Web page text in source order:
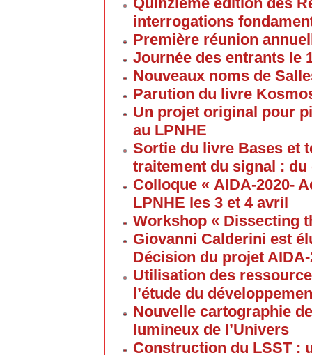
interrogations
Première réunion
Journée des entrants le
Nouveaux noms de
Parution du livre
Un projet original pour
au LPNHE
Sortie du livre Bases et
traitement du signal :
Colloque « AIDA-2020-
LPNHE les 3 et 4 avril
Workshop « Dissecting
Giovanni Calderini est
Décision du projet AIDA-
Utilisation des
l’étude du
Nouvelle cartographie
lumineux de l’Univers
Construction du LSST :